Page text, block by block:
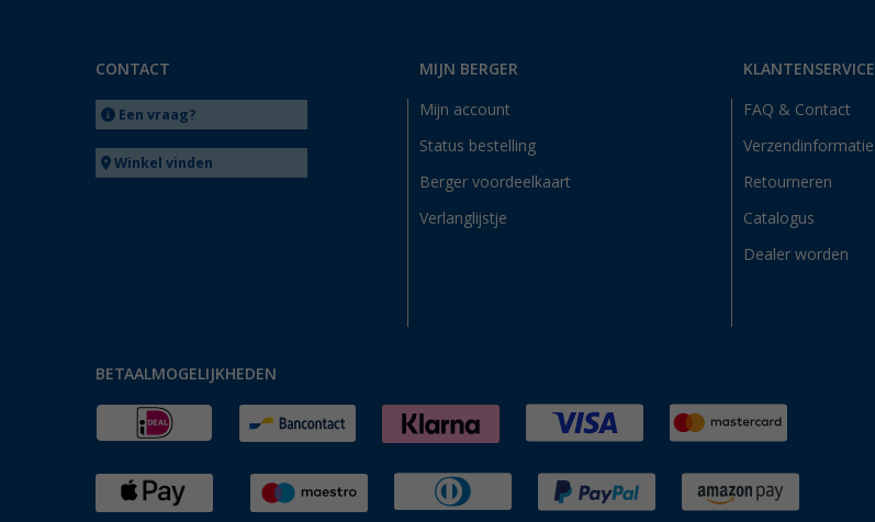
CONTACT
Een vraag?
Winkel vinden
MIJN BERGER
Mijn account
Status bestelling
Berger voordeelkaart
Verlanglijstje
KLANTENSERVICE
FAQ & Contact
Verzendinformatie
Retourneren
Catalogus
Dealer worden
BETAALMOGELIJKHEDEN